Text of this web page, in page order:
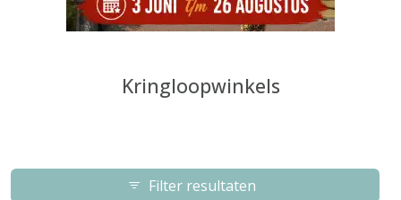
Kringloopwinkels
Filter resultaten